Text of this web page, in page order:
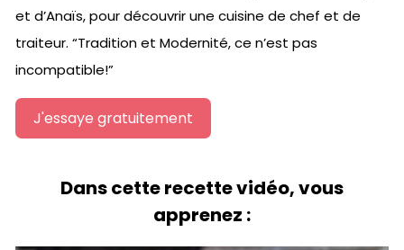
et d’Anaïs, pour découvrir une cuisine de chef et de
traiteur. “Tradition et Modernité, ce n’est pas
incompatible!”
J'essaye gratuitement
Dans cette recette vidéo, vous
apprenez :